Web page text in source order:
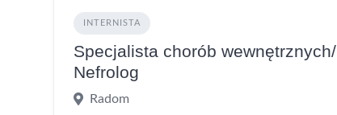
INTERNISTA
Specjalista chorób wewnętrznych/
Nefrolog
Radom